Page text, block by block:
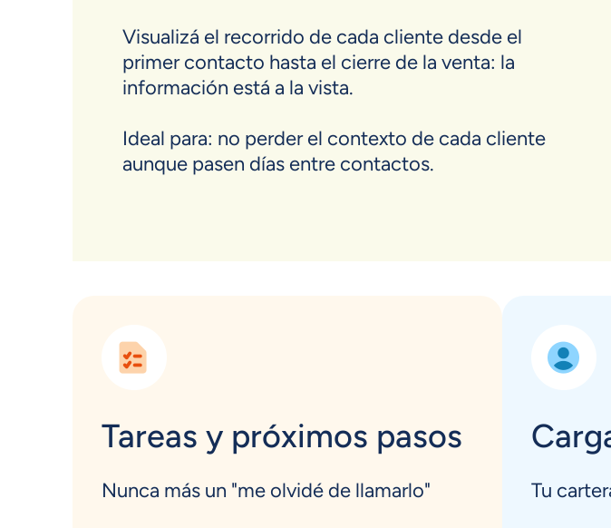
Visualizá el recorrido de cada cliente desde el
primer contacto hasta el cierre de la venta: la
información está a la vista.
Ideal para: no perder el contexto de cada cliente
aunque pasen días entre contactos.
Tareas y próximos pasos
Nunca más un "me olvidé de llamarlo" Tu